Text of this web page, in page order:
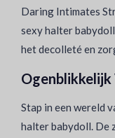
Daring Intimates
sexy halter
het decolleté en
Stap in een wereld
halter babydoll. De